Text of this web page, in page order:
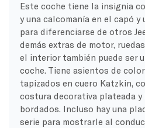
Este coche tiene la insignia
y una calcomanía en el capó
para diferenciarse de otros
demás extras de motor,
el interior también puede ser
coche. Tiene asientos de
tapizados en cuero Katzkin,
costura decorativa plateada
bordados. Incluso hay una
serie para mostrarle al